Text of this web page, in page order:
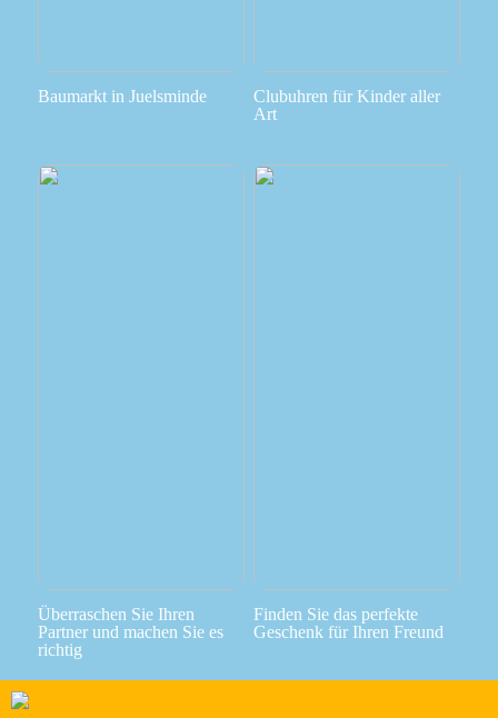
Baumarkt in Juelsminde
Clubuhren für Kinder aller
Art
Überraschen Sie Ihren
Partner und machen Sie es
richtig
Finden Sie das perfekte
Geschenk für Ihren Freund